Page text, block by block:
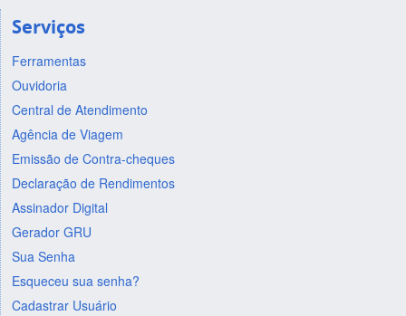
Serviços
Ferramentas
Ouvidoria
Central de Atendimento
Agência de Viagem
Emissão de Contra-cheques
Declaração de Rendimentos
Assinador Digital
Gerador GRU
Sua Senha
Esqueceu sua senha?
Cadastrar Usuário